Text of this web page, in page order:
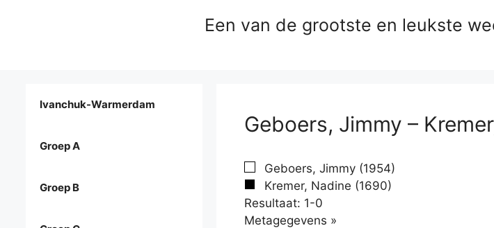
Een van de grootste en leukste
Geboers, Jimmy –
Geboers, Jimmy (1954)
Kremer, Nadine (1690)
Resultaat: 1-0
Metagegevens »
Ivanchuk-Warmerdam
Groep A
Groep B